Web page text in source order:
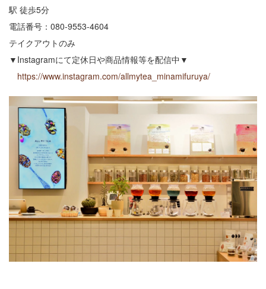
駅 徒歩5分
電話番号：080-9553-4604
テイクアウトのみ
▼Instagramにて定休日や商品情報等を配信中▼
https://www.instagram.com/allmytea_minamifuruya/